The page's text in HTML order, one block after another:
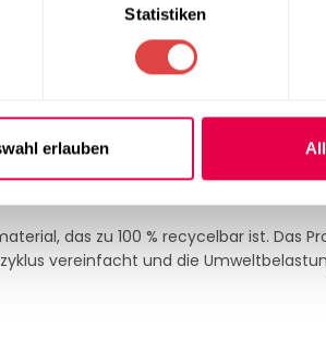
Statistiken
erlauben
aus und lässt sich zudem äußerst
und verstaut werden. Dies macht ihn
übereinander gestapelt werden, was
das zu 100 % recycelbar ist. Das
vereinfacht und die